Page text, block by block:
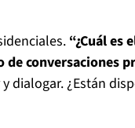
“¿Cuál es
conversaciones
dialogar. ¿Están